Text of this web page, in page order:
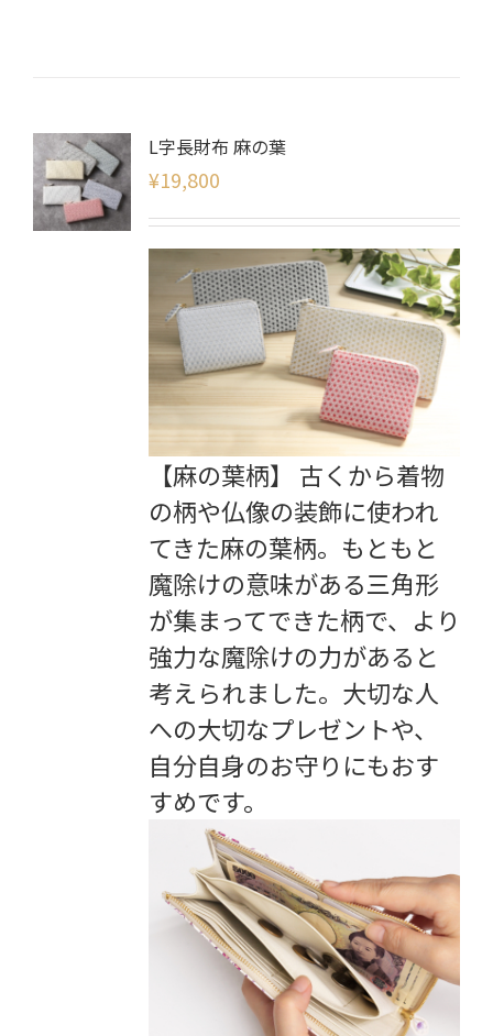
L字長財布 麻の葉
¥19,800
【麻の葉柄】 古くから着物
の柄や仏像の装飾に使われ
てきた麻の葉柄。もともと
魔除けの意味がある三角形
が集まってできた柄で、より
強力な魔除けの力があると
考えられました。大切な人
への大切なプレゼントや、
自分自身のお守りにもおす
すめです。